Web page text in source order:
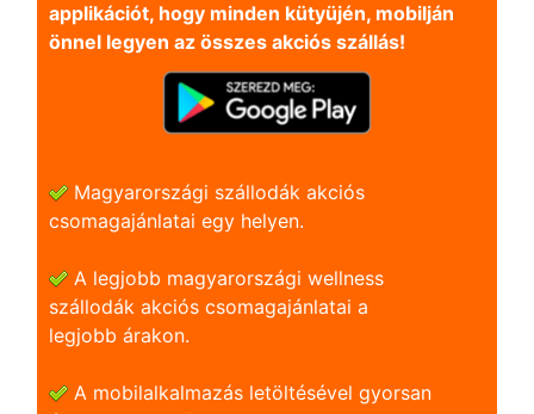
applikációt, hogy minden kütyüjén, mobilján
önnel legyen az összes akciós szállás!
Magyarországi szállodák akciós
csomagajánlatai egy helyen.
A legjobb magyarországi wellness
szállodák akciós csomagajánlatai a
legjobb árakon.
A mobilalkalmazás letöltésével gyorsan